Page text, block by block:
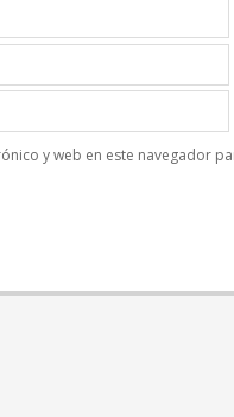
y web en este navegador